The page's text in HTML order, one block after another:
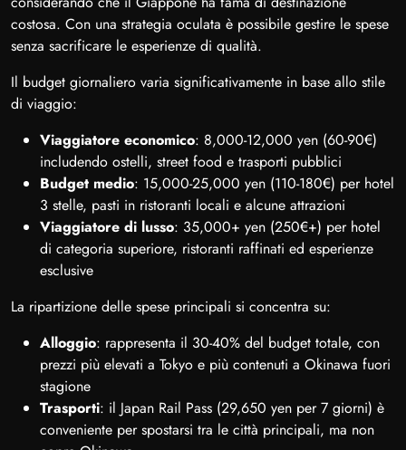
costosa. Con una strategia oculata è possibile gestire le spese
senza sacrificare le esperienze di qualità.
Il budget giornaliero varia significativamente in base allo stile
di viaggio:
Viaggiatore economico: 8,000-12,000 yen (60-90€)
includendo ostelli, street food e trasporti pubblici
Budget medio: 15,000-25,000 yen (110-180€) per hotel
3 stelle, pasti in ristoranti locali e alcune attrazioni
Viaggiatore di lusso: 35,000+ yen (250€+) per hotel
di categoria superiore, ristoranti raffinati ed esperienze
esclusive
La ripartizione delle spese principali si concentra su:
Alloggio: rappresenta il 30-40% del budget totale, con
prezzi più elevati a Tokyo e più contenuti a Okinawa fuori
stagione
Trasporti: il Japan Rail Pass (29,650 yen per 7 giorni) è
conveniente per spostarsi tra le città principali, ma non